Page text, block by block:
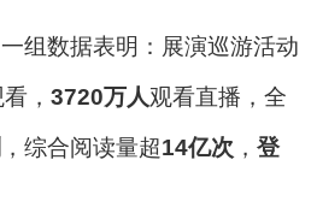
数据表明：展演巡游活动
， 3720万人观看直播，全
，综合阅读量超14亿次 ， 登